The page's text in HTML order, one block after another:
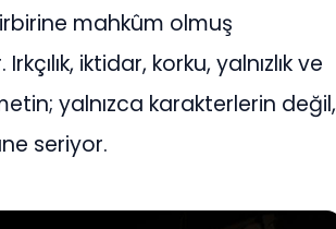
mahkûm olmuş
iktidar, korku, yalnızlık ve
yalnızca karakterlerin değil,
seriyor.